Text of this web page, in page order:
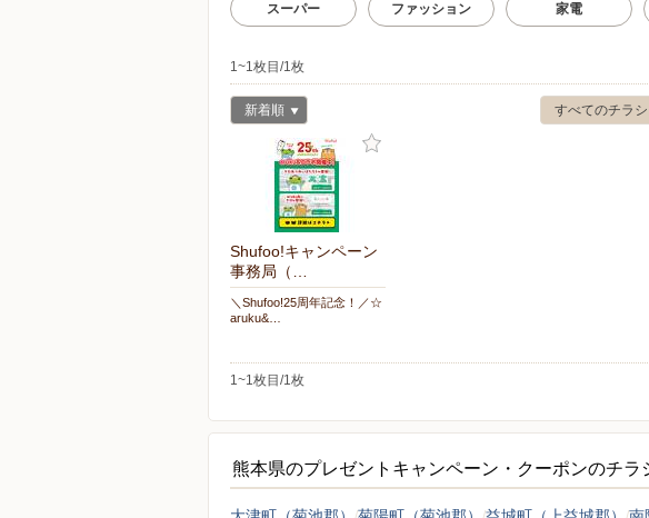
スーパー ファッション 家電
1~1枚目/1枚
すべてのチラシ
新着順
Shufoo!キャンペーン
事務局（…
＼Shufoo!25周年記念！／☆
aruku&…
1~1枚目/1枚
熊本県のプレゼントキャンペーン・クーポンのチラ